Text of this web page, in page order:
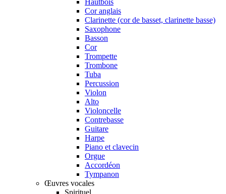
Cor anglais
Clarinette (cor de basset, clarinette basse)
Saxophone
Basson
Cor
Trompette
Trombone
Tuba
Percussion
Violon
Alto
Violoncelle
Contrebasse
Guitare
Harpe
Piano et clavecin
Orgue
Accordéon
Tympanon
Œuvres vocales
Spirituel